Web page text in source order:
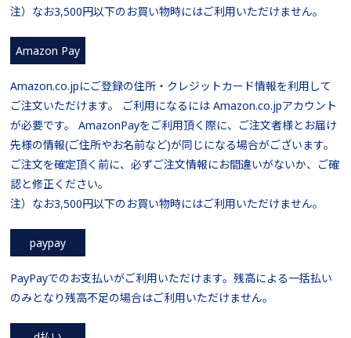
注）なお3,500円以下のお買い物時にはご利用いただけません。
Amazon Pay
Amazon.co.jpにご登録の住所・クレジットカード情報を利用して
ご注文いただけます。 ご利用になるには Amazon.co.jpアカウント
が必要です。 AmazonPayをご利用頂く際に、ご注文者様とお届け
先様の情報(ご住所やお名前など)が同じになる場合がございます。
ご注文を確定頂く前に、必ずご注文情報にお間違いがないか、ご確
認と修正ください。
注）なお3,500円以下のお買い物時にはご利用いただけません。
paypay
PayPayでのお支払いがご利用いただけます。残高による一括払い
のみとなり残高不足の場合はご利用いただけません。